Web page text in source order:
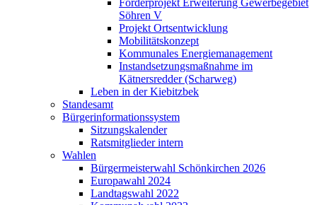
Söhren V
Projekt Ortsentwicklung
Mobilitätskonzept
Kommunales Energiemanagement
Instandsetzungsmaßnahme im
Kätnersredder (Scharweg)
Leben in der Kiebitzbek
Standesamt
Bürgerinformationssystem
Sitzungskalender
Ratsmitglieder intern
Wahlen
Bürgermeisterwahl Schönkirchen 2026
Europawahl 2024
Landtagswahl 2022